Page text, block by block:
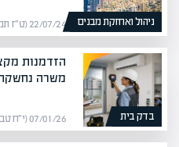
ניהול ואחזקת מבנים 22/07/24 (ט״ז תמוז תשפ״ד) | מערכת אפיק
בדק בית
הזדמנות
משרה נחשקת
07/01/26 (י״ח טבת תשפ״ו) | מערכת אפיק